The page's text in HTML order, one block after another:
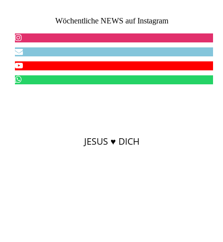
Wöchentliche NEWS auf Instagram
JESUS ♥ DICH